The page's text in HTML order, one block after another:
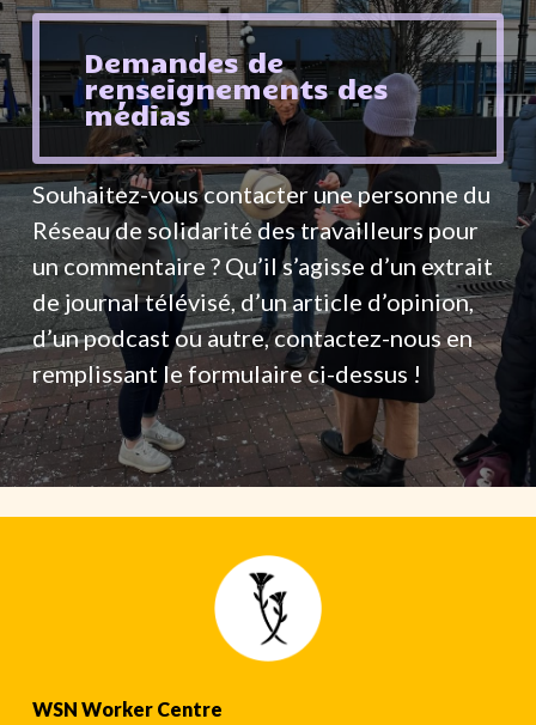
Demandes de
renseignements des
médias
Souhaitez-vous contacter une personne du
Réseau de solidarité des travailleurs pour
un commentaire ? Qu’il s’agisse d’un extrait
de journal télévisé, d’un article d’opinion,
d’un podcast ou autre, contactez-nous en
remplissant le formulaire ci-dessus !
WSN Worker Centre